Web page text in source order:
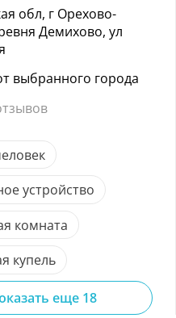
обл, г Орехово-
Демихово, ул
выбранного города
устройство
комната
купель
еще 18